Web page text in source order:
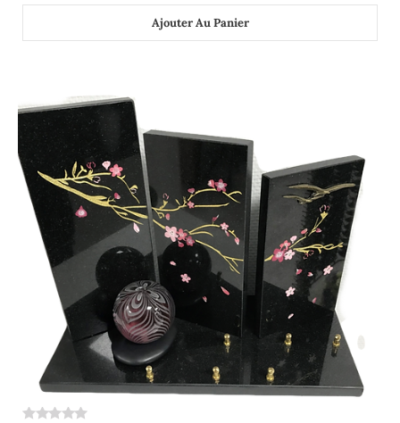
Ajouter Au Panier